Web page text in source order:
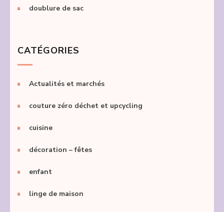
doublure de sac
CATÉGORIES
Actualités et marchés
couture zéro déchet et upcycling
cuisine
décoration – fêtes
enfant
linge de maison